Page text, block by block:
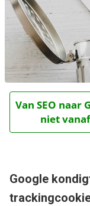
Van SEO naar
niet
Google